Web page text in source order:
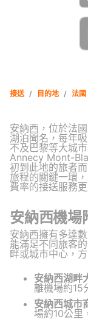
接送 / 目的地 / 法國
安納西，位於法
湖泊聞名，每年
不及巴黎等大城
Annecy Mont-
初到此地的旅者
旅程的關鍵一環
費率的接送服務
安納西機場
安納西擁有多達
能滿足不同旅客
畔或城市中心，
安納西湖畔
離機場約15
安納西城市
場約10公里